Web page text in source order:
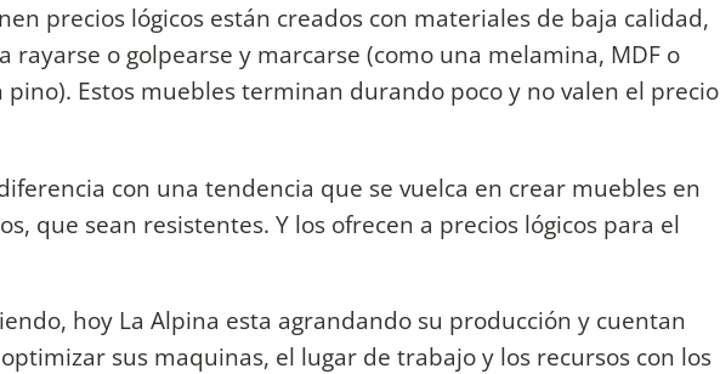
precios lógicos están creados con materiales de baja calidad,
rayarse o golpearse y marcarse (como una melamina, MDF o
pino). Estos muebles terminan durando poco y no valen el precio
con una tendencia que se vuelca en crear muebles en
que sean resistentes. Y los ofrecen a precios lógicos para el
hoy La Alpina esta agrandando su producción y cuentan
sus maquinas, el lugar de trabajo y los recursos con los